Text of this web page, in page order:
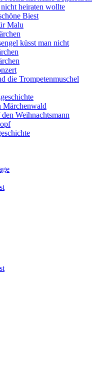
heiraten wollte
Biest
Malu
küsst man nicht
die Trompetenmuschel
Märchenwald
Weihnachtsmann